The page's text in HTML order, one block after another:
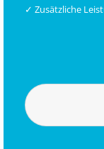
✓ Zusätzliche